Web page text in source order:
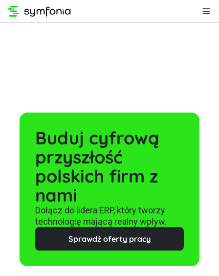
Buduj cyfrową
przyszłość
polskich firm z
nami
Dołącz do lidera ERP, który tworzy
technologię mającą realny wpływ.
Sprawdź oferty pracy